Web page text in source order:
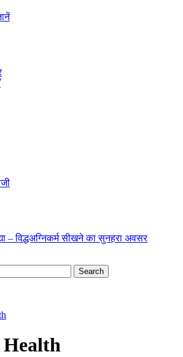
– विद्धअग्निकर्म सीखने का सुनहरा अवसर